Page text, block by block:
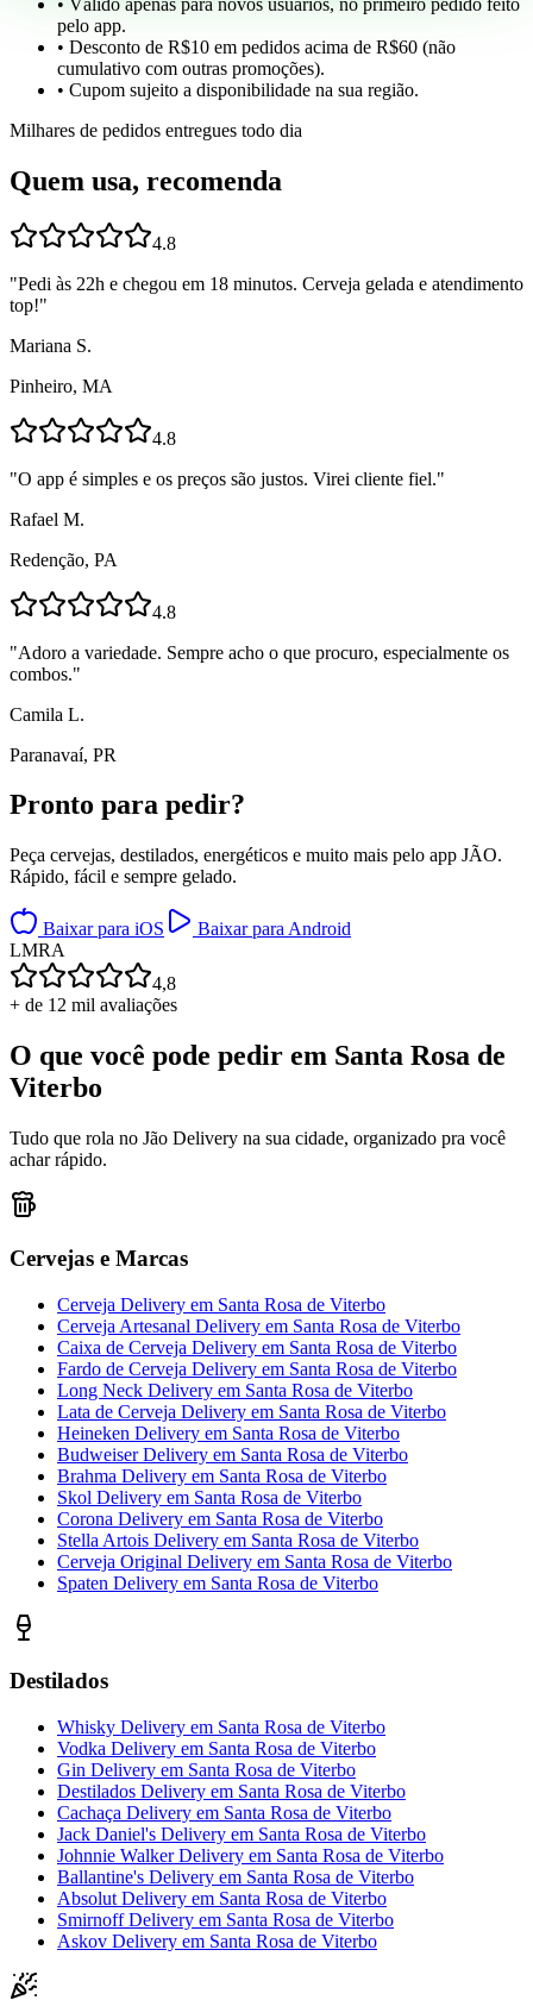
pelo app.
• Desconto de R$10 em pedidos acima de R$60 (não
cumulativo com outras promoções).
• Cupom sujeito a disponibilidade na sua região.
Milhares de pedidos entregues todo dia
Quem usa, recomenda
4.8
"Pedi às 22h e chegou em 18 minutos. Cerveja gelada e atendimento
top!"
Mariana S.
Pinheiro, MA
4.8
"O app é simples e os preços são justos. Virei cliente fiel."
Rafael M.
Redenção, PA
4.8
"Adoro a variedade. Sempre acho o que procuro, especialmente os
combos."
Camila L.
Paranavaí, PR
Pronto para pedir?
Peça cervejas, destilados, energéticos e muito mais pelo app JÃO.
Rápido, fácil e sempre gelado.
Baixar para iOS
Baixar para Android
LMRA
4,8
+ de 12 mil avaliações
O que você pode pedir em Santa Rosa de
Viterbo
Tudo que rola no Jão Delivery na sua cidade, organizado pra você
achar rápido.
Cervejas e Marcas
Cerveja Delivery em Santa Rosa de Viterbo
Cerveja Artesanal Delivery em Santa Rosa de Viterbo
Caixa de Cerveja Delivery em Santa Rosa de Viterbo
Fardo de Cerveja Delivery em Santa Rosa de Viterbo
Long Neck Delivery em Santa Rosa de Viterbo
Lata de Cerveja Delivery em Santa Rosa de Viterbo
Heineken Delivery em Santa Rosa de Viterbo
Budweiser Delivery em Santa Rosa de Viterbo
Brahma Delivery em Santa Rosa de Viterbo
Skol Delivery em Santa Rosa de Viterbo
Corona Delivery em Santa Rosa de Viterbo
Stella Artois Delivery em Santa Rosa de Viterbo
Cerveja Original Delivery em Santa Rosa de Viterbo
Spaten Delivery em Santa Rosa de Viterbo
Destilados
Whisky Delivery em Santa Rosa de Viterbo
Vodka Delivery em Santa Rosa de Viterbo
Gin Delivery em Santa Rosa de Viterbo
Destilados Delivery em Santa Rosa de Viterbo
Cachaça Delivery em Santa Rosa de Viterbo
Jack Daniel's Delivery em Santa Rosa de Viterbo
Johnnie Walker Delivery em Santa Rosa de Viterbo
Ballantine's Delivery em Santa Rosa de Viterbo
Absolut Delivery em Santa Rosa de Viterbo
Smirnoff Delivery em Santa Rosa de Viterbo
Askov Delivery em Santa Rosa de Viterbo